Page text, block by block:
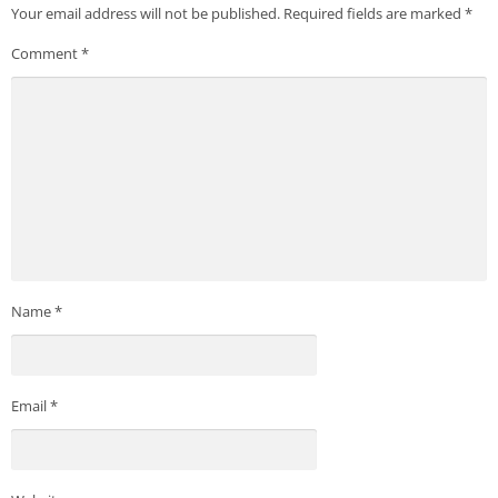
Your email address will not be published. Required fields are marked *
Comment*
Name*
Email*